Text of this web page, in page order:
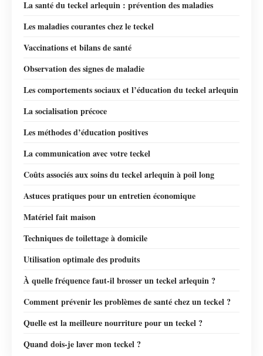
La santé du teckel arlequin : prévention des maladies
Les maladies courantes chez le teckel
Vaccinations et bilans de santé
Observation des signes de maladie
Les comportements sociaux et l’éducation du teckel arlequin
La socialisation précoce
Les méthodes d’éducation positives
La communication avec votre teckel
Coûts associés aux soins du teckel arlequin à poil long
Astuces pratiques pour un entretien économique
Matériel fait maison
Techniques de toilettage à domicile
Utilisation optimale des produits
À quelle fréquence faut-il brosser un teckel arlequin ?
Comment prévenir les problèmes de santé chez un teckel ?
Quelle est la meilleure nourriture pour un teckel ?
Quand dois-je laver mon teckel ?